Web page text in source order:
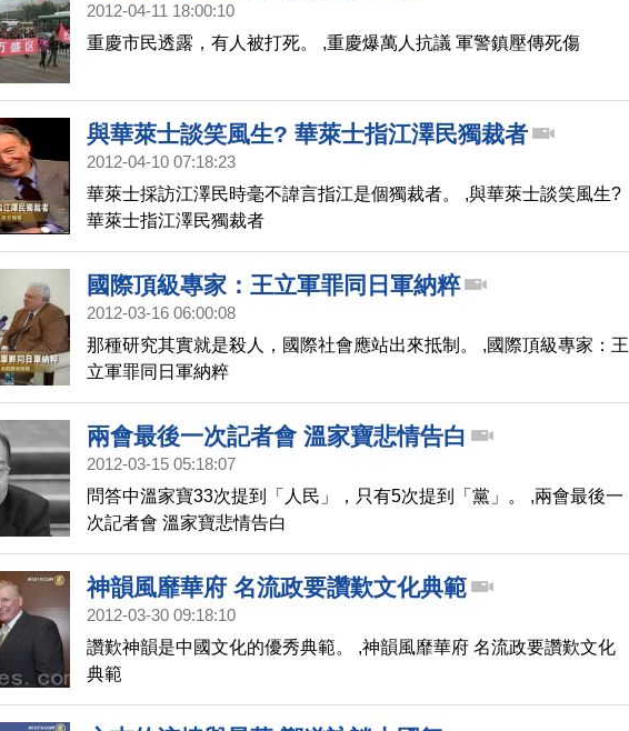
2012-04-11 18:00:10
重慶市民透露，有人被打死。 ,重慶爆萬人抗議 軍警鎮壓傳死傷
與華萊士談笑風生? 華萊士指江澤民獨裁者
2012-04-10 07:18:23
華萊士採訪江澤民時毫不諱言指江是個獨裁者。 ,與華萊士談笑風生?
華萊士指江澤民獨裁者
國際頂級專家：王立軍罪同日軍納粹
2012-03-16 06:00:08
那種研究其實就是殺人，國際社會應站出來抵制。 ,國際頂級專家：王
立軍罪同日軍納粹
兩會最後一次記者會 溫家寶悲情告白
2012-03-15 05:18:07
問答中溫家寶33次提到「人民」，只有5次提到「黨」。 ,兩會最後一
次記者會 溫家寶悲情告白
神韻風靡華府 名流政要讚歎文化典範
2012-03-30 09:18:10
讚歎神韻是中國文化的優秀典範。 ,神韻風靡華府 名流政要讚歎文化
典範